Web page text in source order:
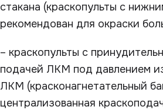
стакана (краскопульты с
рекомендован для окраски
– краскопульты с
подачей ЛКМ под давлением
ЛКМ (красконагнетательный
централизованная